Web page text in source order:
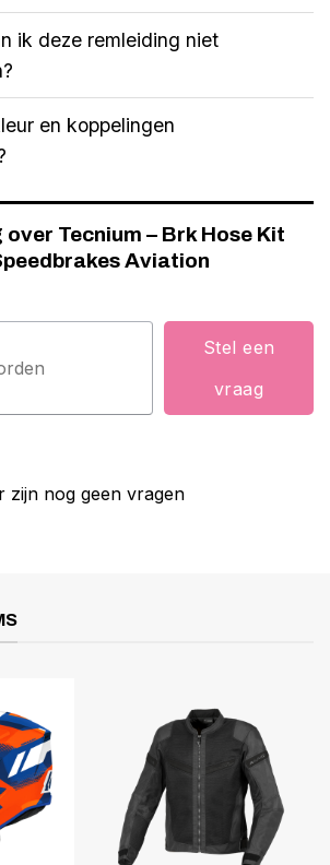
ik deze remleiding niet
en koppelingen
Tecnium – Brk Hose Kit
Aviation
Stel een
vraag
zijn nog geen vragen